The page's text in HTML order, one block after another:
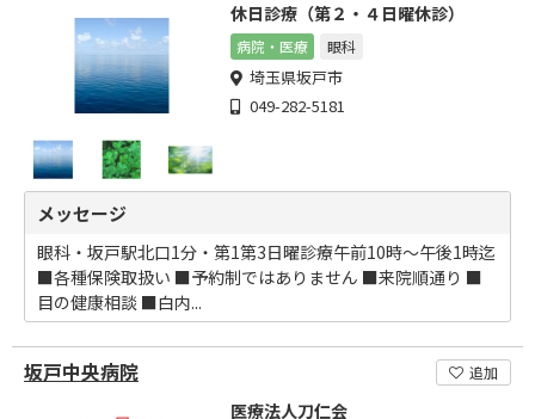
休日診療（第２・４日曜休診）
病院・医療 眼科
埼玉県坂戸市
049-282-5181
メッセージ
眼科・坂戸駅北口1分・第1第3日曜診療午前10時～午後1時迄
■各種保険取扱い ■予約制ではありません ■来院順通り ■
目の健康相談 ■白内...
坂戸中央病院 追加
医療法人刀仁会